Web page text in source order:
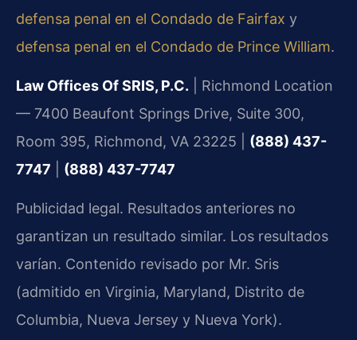
defensa penal en el Condado de Fairfax y
defensa penal en el Condado de Prince William.
Law Offices Of SRIS, P.C. | Richmond Location
— 7400 Beaufont Springs Drive, Suite 300,
Room 395, Richmond, VA 23225 | (888) 437-
7747
(888) 437-7747
Publicidad legal. Resultados anteriores no
garantizan un resultado similar. Los resultados
varían. Contenido revisado por Mr. Sris
(admitido en Virginia, Maryland, Distrito de
Columbia, Nueva Jersey y Nueva York).